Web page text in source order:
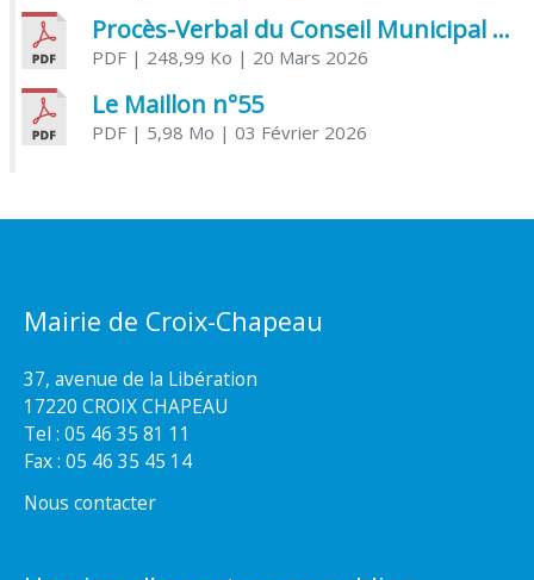
Procès-Verbal du Conseil Municipal du 20 mars 2026
PDF| 248,99 Ko | 20 Mars 2026
Le Maillon n°55
PDF| 5,98 Mo | 03 Février 2026
Mairie de Croix-Chapeau
37, avenue de la Libération
17220 CROIX CHAPEAU
Tel : 05 46 35 81 11
Fax : 05 46 35 45 14
Nous contacter